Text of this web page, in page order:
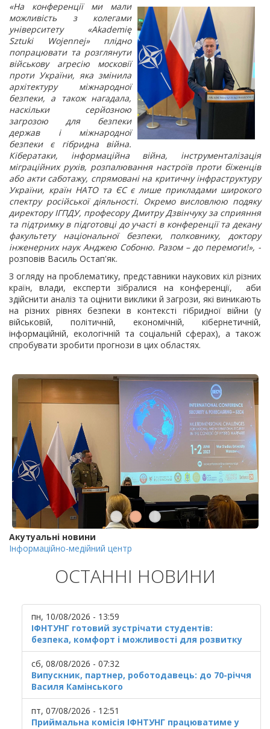
«На конференції ми мали
можливість з колегами
університету «Akademię
Sztuki Wojennej» плідно
попрацювати та розглянути
військову агресію московії
проти України, яка змінила
архітектуру міжнародної
безпеки, а також нагадала,
наскільки серйозною
загрозою для безпеки
держав і міжнародної
безпеки є гібридна війна.
Кібератаки, інформаційна війна, інструменталізація
міграційних рухів, розпалювання настроїв проти біженців
або акти саботажу, спрямовані на критичну інфраструктуру
України, країн НАТО та ЄС є лише прикладами широкого
спектру російської діяльності. Окремо висловлюю подяку
директору ІГПДУ, професору Дмитру Дзвінчуку за сприяння
та підтримку в підготовці до участі в конференції та декану
факультету національної безпеки, полковнику, доктору
інженерних наук Анджею Собоню. Разом – до перемоги!», -
розповів Василь Остап'як.
З огляду на проблематику, представники наукових кіл різних
країн, влади, експерти зібралися на конференції, аби
здійснити аналіз та оцінити виклики й загрози, які виникають
на різних рівнях безпеки в контексті гібридної війни (у
військовій, політичній, економічній, кібернетичній,
інформаційній, екологічній та соціальній сферах), а також
спробувати зробити прогнози в цих областях.
Акутуальні новини
Інформаційно-медійний центр
ОСТАННІ НОВИНИ
пн, 10/08/2026 - 13:59
ІФНТУНГ готовий зустрічати студентів:
безпека, комфорт і можливості для розвитку
сб, 08/08/2026 - 07:32
Випускник, партнер, роботодавець: до 70-річчя
Василя Камінського
пт, 07/08/2026 - 12:51
Приймальна комісія ІФНТУНГ працюватиме у